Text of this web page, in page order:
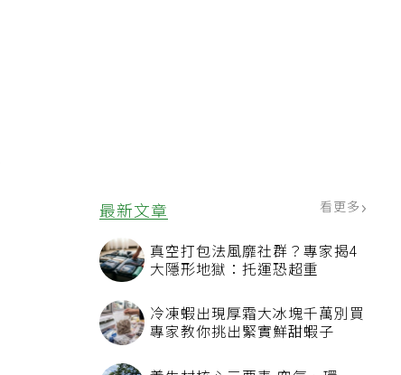
最新文章 看更多
真空打包法風靡社群？專家揭4
大隱形地獄：托運恐超重
冷凍蝦出現厚霜大冰塊千萬別買
專家教你挑出緊實鮮甜蝦子